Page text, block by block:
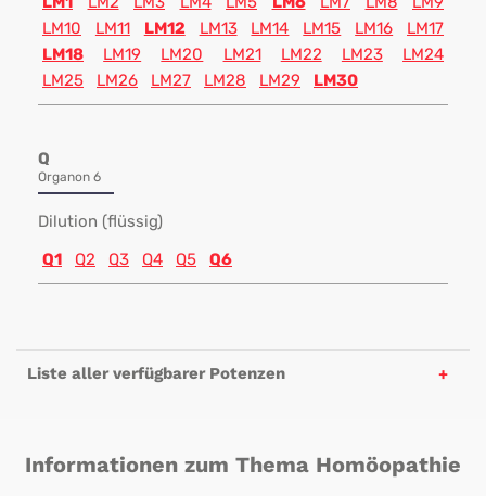
LM10
LM11 LM12 LM13 LM14 LM15 LM16
LM17
LM18
LM19 LM20 LM21 LM22 LM23
LM24
LM25
LM26 LM27 LM28 LM29 LM30
Q
Organon 6
Dilution (flüssig)
Q1
Q2 Q3 Q4 Q5 Q6
Liste aller verfügbarer Potenzen
Informationen zum Thema Homöopathie